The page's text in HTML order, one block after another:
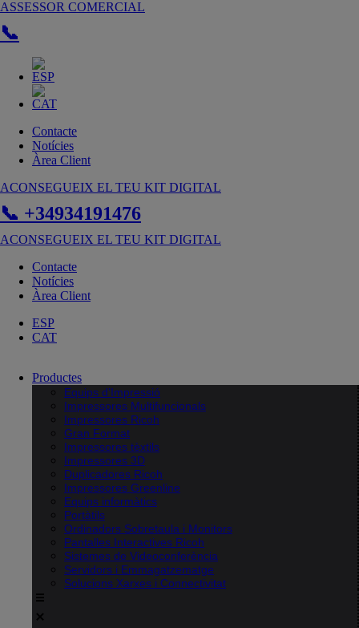
Vés
contingut
ASSESSOR COMERCIAL
📞
Contacte
Notícies
Àrea Client
ACONSEGUEIX EL TEU KIT DIGITAL
📞 +34934191476
ACONSEGUEIX EL TEU KIT DIGITAL
Contacte
Notícies
Àrea Client
ESP
CAT
Productes
Equips d’Impressió
Impressores Multifuncionals
Impressores Ricoh
Gran Format
Impressores tèxtils
Impressores 3D
Duplicadores Ricoh
Impressores Greenline
Equips informàtics
Portàtils
Ordinadors Sobretaula i Monitors
Pantalles Interactives Ricoh
Sistemes de Videoconferència
Servidors i Emmagatzematge
Solucions Xarxes i Connectivitat